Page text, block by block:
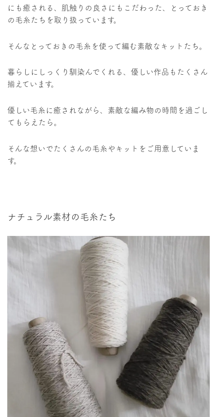
にも癒される、肌触りの良さにもこだわった、とっておき
の毛糸たちを取り扱っています。
そんなとっておきの毛糸を使って編む素敵なキットたち。
暮らしにしっくり馴染んでくれる、優しい作品もたくさん
揃えています。
優しい毛糸に癒されながら、素敵な編み物の時間を過ごし
てもらえたら。
そんな想いでたくさんの毛糸やキットをご用意していま
す。
ナチュラル素材の毛糸たち